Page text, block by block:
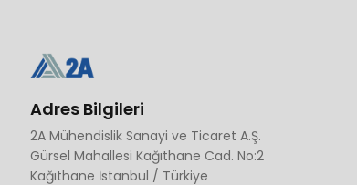
Adres Bilgileri
2A Mühendislik Sanayi ve Ticaret A.Ş.
Gürsel Mahallesi Kağıthane Cad. No:2
Kağıthane İstanbul / Türkiye